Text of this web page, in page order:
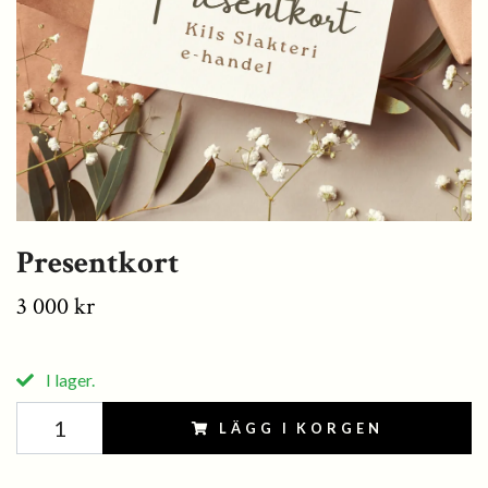
Presentkort
3 000 kr
I lager.
LÄGG I KORGEN